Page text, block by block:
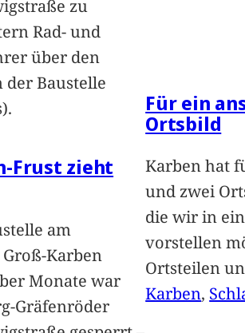
zu
Rad- und
über den
der Baustelle
Frust zieht
am
Karben
Monate war
Gräfenröder
Für ein
Ortsbild
Karben hat
und zwei
die wir in
vorstellen
Ortsteilen
Karben,